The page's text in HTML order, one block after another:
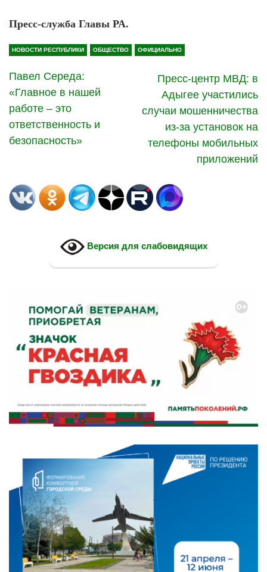
Пресс-служба Главы РА.
НОВОСТИ РЕСПУБЛИКИ ОБЩЕСТВО ОФИЦИАЛЬНО
Павел Середа:
«Главное в нашей
работе – это
ответственность и
безопасность»
Пресс-центр МВД: в
Адыгее участились
случаи мошенничества
из-за установок на
телефоны мобильных
приложений
Версия для слабовидящих